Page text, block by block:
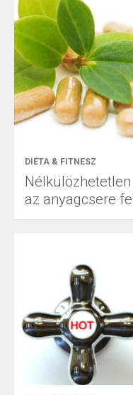
DIÉTA & FITNESZ
az anyagcsere